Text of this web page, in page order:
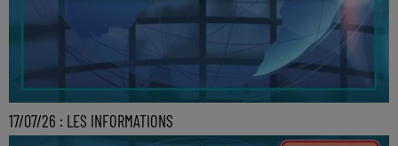
17/07/26 : LES INFORMATIONS